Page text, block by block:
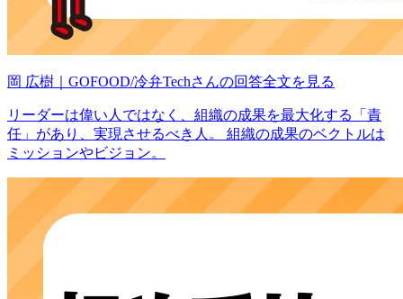
岡 広樹｜GOFOOD/冷弁Techさんの回答全文を見る
リーダーは偉い人ではなく、組織の成果を最大化する「責
任」があり、実現させるべき人。 組織の成果のベクトルは
ミッションやビジョン。